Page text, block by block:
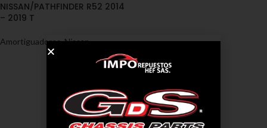
NISSAN/PATHFINDER R52 2014
– 2019 T
Amortiguadores,Nissan